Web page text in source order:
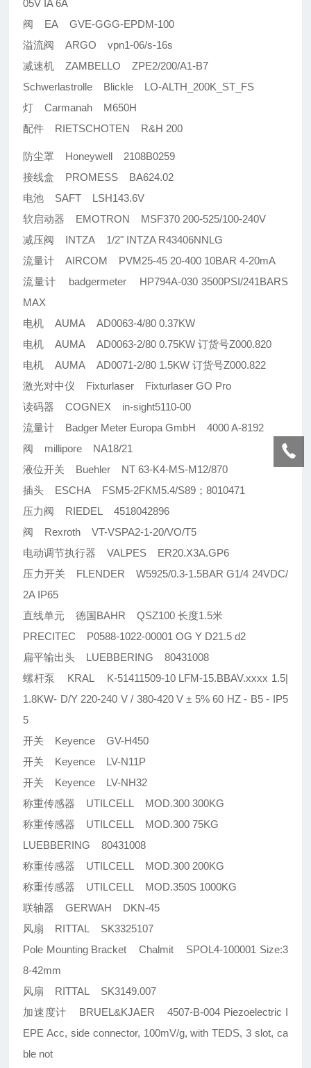
05V IA 6A
阀 EA GVE-GGG-EPDM-100
溢流阀 ARGO vpn1-06/s-16s
减速机 ZAMBELLO ZPE2/200/A1-B7
Schwerlastrolle Blickle LO-ALTH_200K_ST_FS
灯 Carmanah M650H
配件 RIETSCHOTEN R&H 200
防尘罩 Honeywell 2108B0259
接线盒 PROMESS BA624.02
电池 SAFT LSH143.6V
软启动器 EMOTRON MSF370 200-525/100-240V
减压阀 INTZA 1/2" INTZA R43406NNLG
流量计 AIRCOM PVM25-45 20-400 10BAR 4-20mA
流量计 badgermeter HP794A-030 3500PSI/241BARS
MAX
电机 AUMA AD0063-4/80 0.37KW
电机 AUMA AD0063-2/80 0.75KW 订货号Z000.820
电机 AUMA AD0071-2/80 1.5KW 订货号Z000.822
激光对中仪 Fixturlaser Fixturlaser GO Pro
读码器 COGNEX in-sight5110-00
流量计 Badger Meter Europa GmbH 4000 A-8192
阀 millipore NA18/21
液位开关 Buehler NT 63-K4-MS-M12/870
插头 ESCHA FSM5-2FKM5.4/S89；8010471
压力阀 RIEDEL 4518042896
阀 Rexroth VT-VSPA2-1-20/VO/T5
电动调节执行器 VALPES ER20.X3A.GP6
压力开关 FLENDER W5925/0.3-1.5BAR G1/4 24VDC/
2A IP65
直线单元 德国BAHR QSZ100 长度1.5米
PRECITEC P0588-1022-00001 OG Y D21.5 d2
扁平输出头 LUEBBERING 80431008
螺杆泵 KRAL K-51411509-10 LFM-15.BBAV.xxxx 1.5|
1.8KW- D/Y 220-240 V / 380-420 V ± 5% 60 HZ - B5 - IP5
5
开关 Keyence GV-H450
开关 Keyence LV-N11P
开关 Keyence LV-NH32
称重传感器 UTILCELL MOD.300 300KG
称重传感器 UTILCELL MOD.300 75KG
LUEBBERING 80431008
称重传感器 UTILCELL MOD.300 200KG
称重传感器 UTILCELL MOD.350S 1000KG
联轴器 GERWAH DKN-45
风扇 RITTAL SK3325107
Pole Mounting Bracket Chalmit SPOL4-100001 Size:3
8-42mm
风扇 RITTAL SK3149.007
加速度计 BRUEL&KJAER 4507-B-004 Piezoelectric I
EPE Acc, side connector, 100mV/g, with TEDS, 3 slot, ca
ble not